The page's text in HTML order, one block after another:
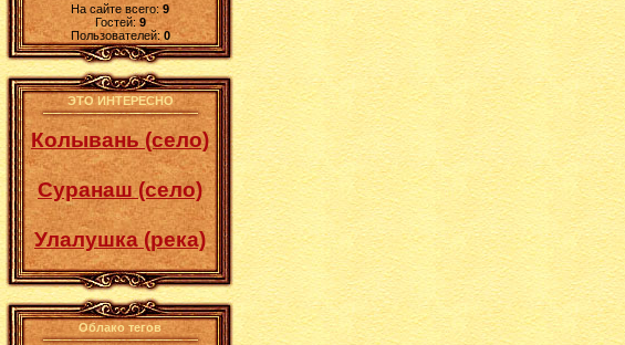
На сайте всего:9
Гостей:9
Пользователей: 0
ЭТО ИНТЕРЕСНО
Колывань (село)
Суранаш (село)
Улалушка (река)
Облако тегов